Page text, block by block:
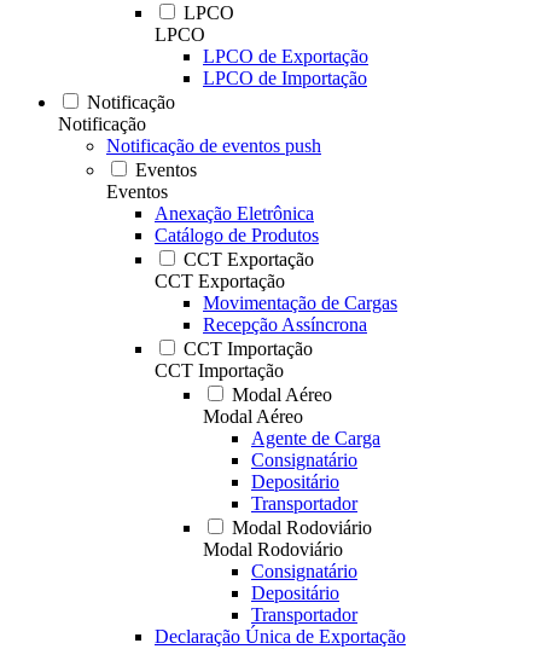
LPCO
LPCO
LPCO de Exportação
LPCO de Importação
Notificação
Notificação
Notificação de eventos push
Eventos
Eventos
Anexação Eletrônica
Catálogo de Produtos
CCT Exportação
CCT Exportação
Movimentação de Cargas
Recepção Assíncrona
CCT Importação
CCT Importação
Modal Aéreo
Modal Aéreo
Agente de Carga
Consignatário
Depositário
Transportador
Modal Rodoviário
Modal Rodoviário
Consignatário
Depositário
Transportador
Declaração Única de Exportação